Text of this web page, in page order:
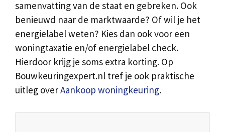
samenvatting van de staat en gebreken. Ook
benieuwd naar de marktwaarde? Of wil je het
energielabel weten? Kies dan ook voor een
woningtaxatie en/of energielabel check.
Hierdoor krijg je soms extra korting. Op
Bouwkeuringexpert.nl tref je ook praktische
uitleg overAankoop woningkeuring.